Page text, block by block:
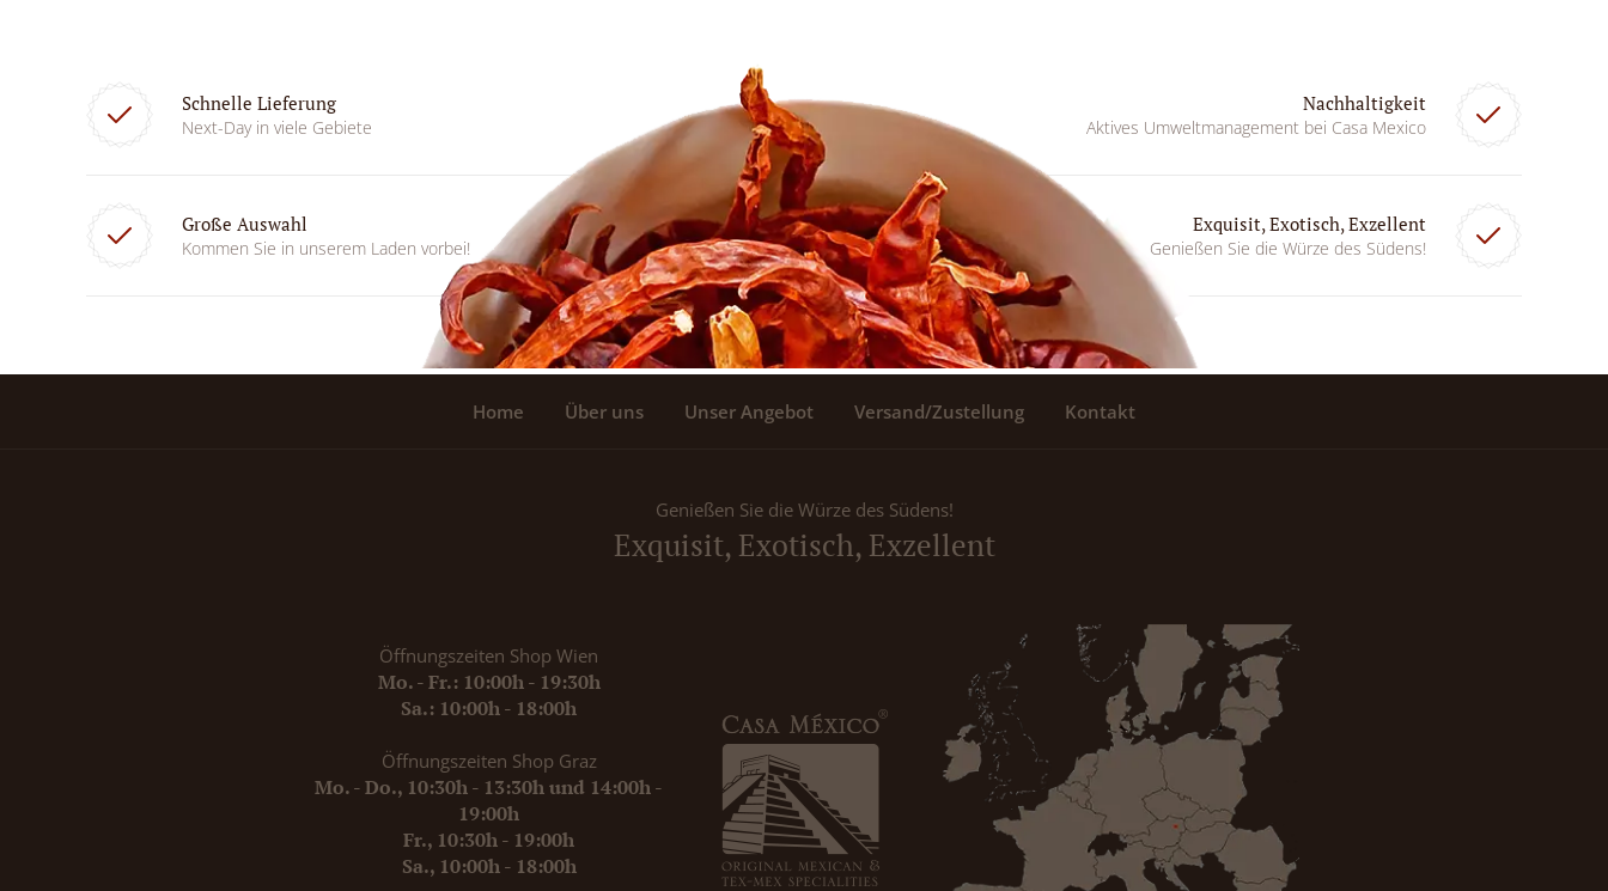
Schnelle Lieferung
Next-Day in viele Gebiete
Nachhaltigkeit
Aktives Umweltmanagement bei Casa Mexico
Große Auswahl
Kommen Sie in unserem Laden vorbei!
Exquisit, Exotisch, Exzellent
Genießen Sie die Würze des Südens!
Home Über uns Unser Angebot Versand/Zustellung Kontakt
Genießen Sie die Würze des Südens!
Exquisit, Exotisch, Exzellent
Öffnungszeiten Shop Wien
Mo. - Fr.: 10:00h - 19:30h
Sa.: 10:00h - 18:00h
Öffnungszeiten Shop Graz
Mo. - Do., 10:30h - 13:30h und 14:00h -
19:00h
Fr., 10:30h - 19:00h
Sa., 10:00h - 18:00h